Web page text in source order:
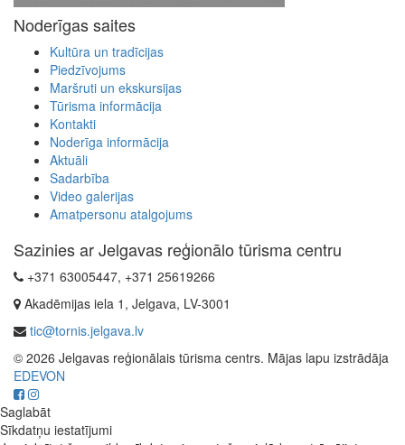
Noderīgas saites
Kultūra un tradīcijas
Piedzīvojums
Maršruti un ekskursijas
Tūrisma informācija
Kontakti
Noderīga informācija
Aktuāli
Sadarbība
Video galerijas
Amatpersonu atalgojums
Sazinies ar Jelgavas reģionālo tūrisma centru
+371 63005447, +371 25619266
Akadēmijas iela 1, Jelgava, LV-3001
tic@tornis.jelgava.lv
© 2026 Jelgavas reģionālais tūrisma centrs. Mājas lapu izstrādāja
EDEVON
Saglabāt
Sīkdatņu iestatījumi